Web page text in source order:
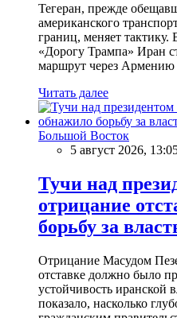
Тегеран, прежде
американского
границ, меняет тактику.
«Дорогу Трампа» Иран
маршрут через
Читать далее
Большой Восток
5 август 2026,
Тучи над
отрицание
борьбу за
Отрицание Масудом
отставке должно было
устойчивость иранской
показало, насколько